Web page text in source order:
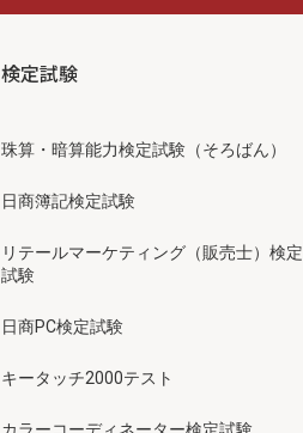
検定試験
珠算・暗算能力検定試験（そろばん）
日商簿記検定試験
リテールマーケティング（販売士）検定
試験
日商PC検定試験
キータッチ2000テスト